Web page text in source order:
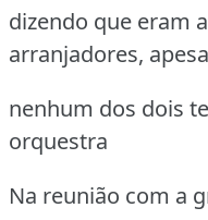
dizendo que eram
arranjadores,
nenhum dos dois
orquestra
Na reunião com a